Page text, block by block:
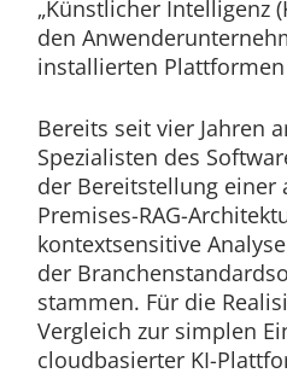
„Künstlicher Intelligenz
den
installierten
Bereits seit vier Jahren
Spezialisten des
der Bereitstellung einer
Premises-RAG-
kontextsensitive
der
stammen. Für die
Vergleich zur simplen
cloudbasierter KI-